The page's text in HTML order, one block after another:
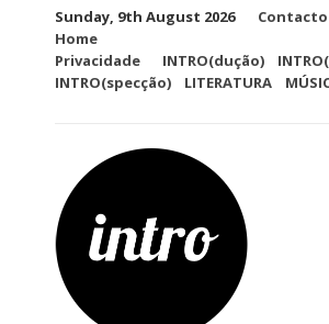
Sunday, 9th August 2026
Contacto
Home
Privacidade
INTRO(dução)
INTRO(specção)
LITERATURA